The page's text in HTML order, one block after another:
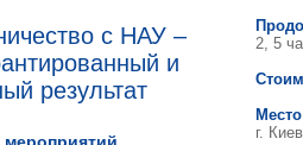
с НАУ –
и
результат
2, 5
г.